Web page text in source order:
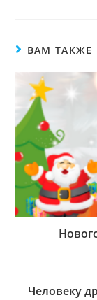
ВАМ ТАКЖЕ
Человеку